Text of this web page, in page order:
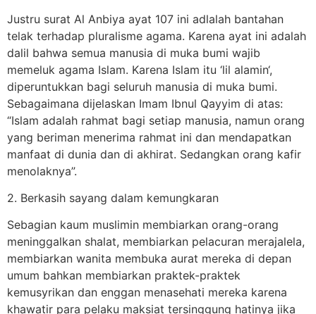
Justru surat Al Anbiya ayat 107 ini adlalah bantahan
telak terhadap pluralisme agama. Karena ayat ini adalah
dalil bahwa semua manusia di muka bumi wajib
memeluk agama Islam. Karena Islam itu ‘lil alamin‘,
diperuntukkan bagi seluruh manusia di muka bumi.
Sebagaimana dijelaskan Imam Ibnul Qayyim di atas:
“Islam adalah rahmat bagi setiap manusia, namun orang
yang beriman menerima rahmat ini dan mendapatkan
manfaat di dunia dan di akhirat. Sedangkan orang kafir
menolaknya”.
2. Berkasih sayang dalam kemungkaran
Sebagian kaum muslimin membiarkan orang-orang
meninggalkan shalat, membiarkan pelacuran merajalela,
membiarkan wanita membuka aurat mereka di depan
umum bahkan membiarkan praktek-praktek
kemusyrikan dan enggan menasehati mereka karena
khawatir para pelaku maksiat tersinggung hatinya jika